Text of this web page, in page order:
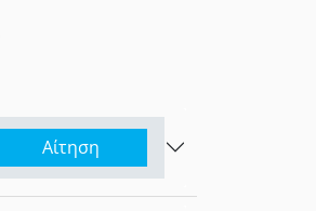
Αίτηση